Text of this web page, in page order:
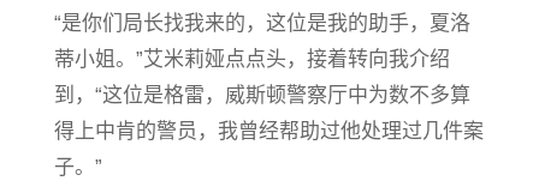
“是你们局长找我来的，这位是我的助手，夏洛
蒂小姐。”艾米莉娅点点头，接着转向我介绍
到，“这位是格雷，威斯顿警察厅中为数不多算
得上中肯的警员，我曾经帮助过他处理过几件案
子。”